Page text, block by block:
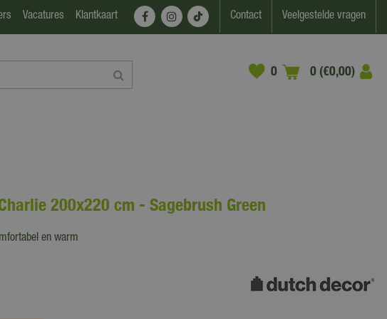
Vacatures Klantkaart Contact Veelgestelde vragen
0 (€0,00)
200x220 cm - Sagebrush Green
en warm